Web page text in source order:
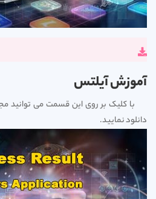
آموزش آیلتس
دانلود نمایید.